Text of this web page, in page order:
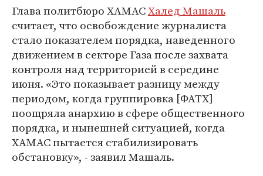
Глава политбюро ХАМАСХалед Машаль
считает, что освобождение журналиста
стало показателем порядка, наведенного
движением в секторе Газа после захвата
контроля над территорией в середине
июня. «Это показывает разницу между
периодом, когда группировка [ФАТХ]
поощряла анархию в сфере общественного
порядка, и нынешней ситуацией, когда
ХАМАС пытается стабилизировать
обстановку», - заявил Машаль.